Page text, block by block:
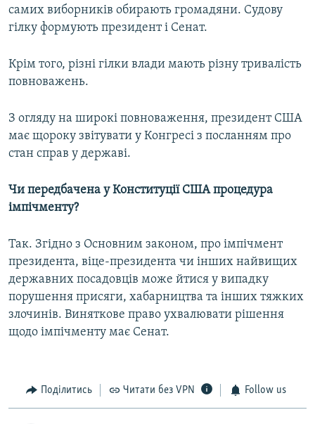
самих виборників обирають громадяни. Судову
гілку формують президент і Сенат.
Крім того, різні гілки влади мають різну тривалість
повноважень.
З огляду на широкі повноваження, президент США
має щороку звітувати у Конгресі з посланням про
стан справ у державі.
Чи передбачена у Конституції США процедура
імпічменту?
Так. Згідно з Основним законом, про імпічмент
президента, віце-президента чи інших найвищих
державних посадовців може йтися у випадку
порушення присяги, хабарництва та інших тяжких
злочинів. Виняткове право ухвалювати рішення
щодо імпічменту має Сенат.
Поділитись Читати без VPN Follow us